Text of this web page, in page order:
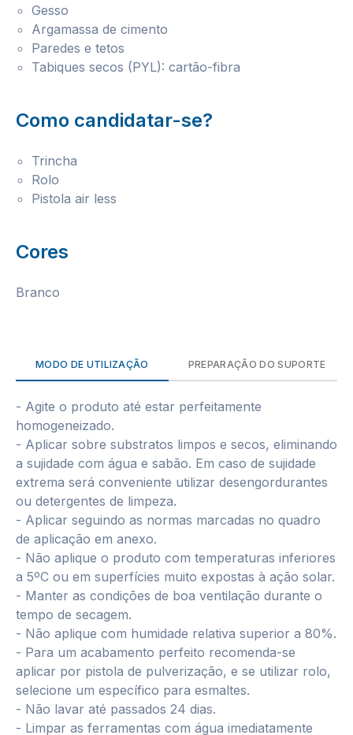
Gesso
Argamassa de cimento
Paredes e tetos
Tabiques secos (PYL): cartão-fibra
Como candidatar-se?
Trincha
Rolo
Pistola air less
Cores
Branco
MODO DE UTILIZAÇÃO PREPARAÇÃO DO SUPORTE
- Agite o produto até estar perfeitamente
homogeneizado.
- Aplicar sobre substratos limpos e secos, eliminando
a sujidade com água e sabão. Em caso de sujidade
extrema será conveniente utilizar desengordurantes
ou detergentes de limpeza.
- Aplicar seguindo as normas marcadas no quadro
de aplicação em anexo.
- Não aplique o produto com temperaturas inferiores
a 5ºC ou em superfícies muito expostas à ação solar.
- Manter as condições de boa ventilação durante o
tempo de secagem.
- Não aplique com humidade relativa superior a 80%.
- Para um acabamento perfeito recomenda-se
aplicar por pistola de pulverização, e se utilizar rolo,
selecione um específico para esmaltes.
- Não lavar até passados 24 dias.
- Limpar as ferramentas com água imediatamente